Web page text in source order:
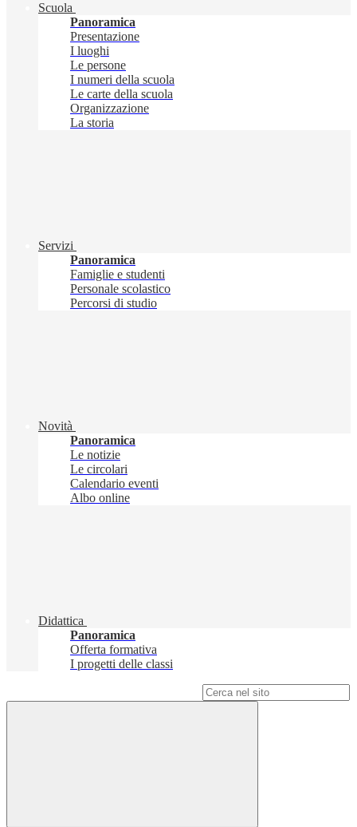
Scuola
Panoramica
Presentazione
I luoghi
Le persone
I numeri della scuola
Le carte della scuola
Organizzazione
La storia
Servizi
Panoramica
Famiglie e studenti
Personale scolastico
Percorsi di studio
Novità
Panoramica
Le notizie
Le circolari
Calendario eventi
Albo online
Didattica
Panoramica
Offerta formativa
I progetti delle classi